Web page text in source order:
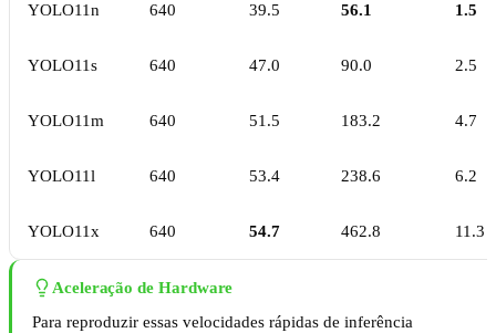
YOLO11n 640 39.5 56.1 1.5
YOLO11s 640 47.0 90.0 2.5
YOLO11m 640 51.5 183.2 4.7
YOLO11l 640 53.4 238.6 6.2
YOLO11x 640 54.7 462.8 11.3
Aceleração de Hardware
Para reproduzir essas velocidades rápidas de inferência